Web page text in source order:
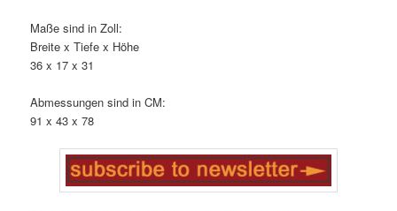
Maße sind in Zoll:
Breite x Tiefe x Höhe
36 x 17 x 31
Abmessungen sind in CM:
91 x 43 x 78